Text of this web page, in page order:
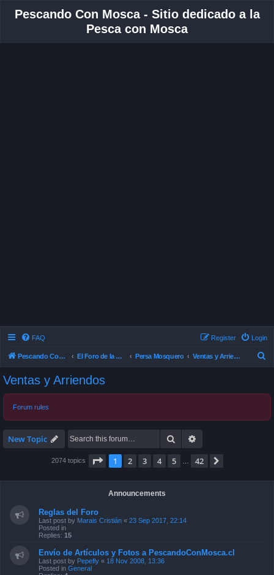
Pescando Con Mosca - Sitio dedicado a la
Pesca con Mosca
FAQ Login
Register
Pescando Con Mosca El Foro de la Pesca con Mosca en Chile Persa Mosquero Ventas y Arriendos
Ventas y Arriendos
Forum rules
New Topic Search
2074 topics Page 1of 42
1 2 3 4 5 42
Announcements
Reglas del Foro
Last post by Marais Cristián « 23 Sep 2017, 22:14
Posted in
Replies: 15
Envío de Artículos y Fotos a PescandoConMosca.cl
Last post by Pepefly « 18 Nov 2008, 13:36
Posted in General